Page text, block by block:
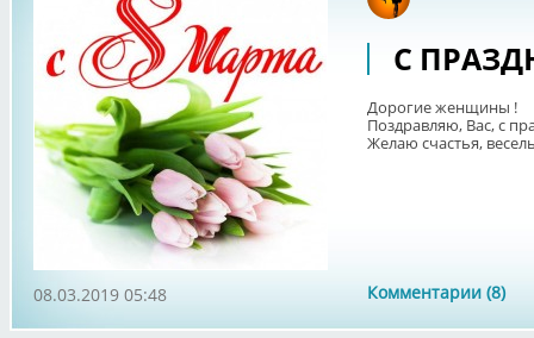
С
Дорогие женщины !
Поздравляю, Вас, с
Желаю счастья,
Комментарии (8)
08.03.2019 05:48